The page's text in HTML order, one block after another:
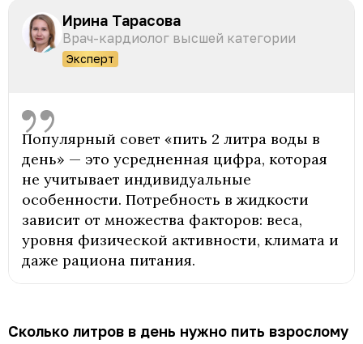
Ирина Тарасова
Врач-кардиолог высшей категории
Эксперт
Популярный совет «пить 2 литра воды в
день» — это усредненная цифра, которая
не учитывает индивидуальные
особенности. Потребность в жидкости
зависит от множества факторов: веса,
уровня физической активности, климата и
даже рациона питания.
Сколько литров в день нужно пить взрослому